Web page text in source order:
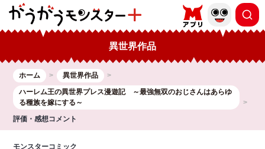
異世界作品
ホーム
異世界作品
ハーレム王の異世界プレス漫遊記 ～最強無双のおじさんはあらゆ
る種族を嫁にする～
評価・感想コメント
モンスターコミック